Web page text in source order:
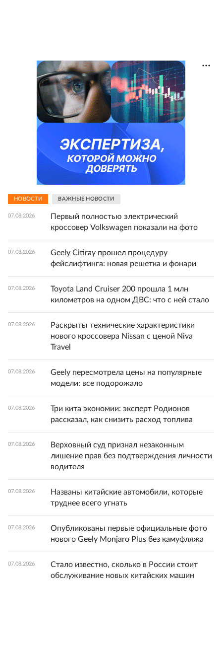
НОВОСТИ ВАЖНЫЕ НОВОСТИ
07.08.2026
Первый полностью электрический
кроссовер Volkswagen показали на фото
07.08.2026
Geely Citiray прошел процедуру
фейслифтинга: новая решетка и фонари
07.08.2026
Toyota Land Cruiser 200 прошла 1 млн
километров на одном ДВС: что с ней стало
07.08.2026
Раскрыты технические характеристики
нового кроссовера Nissan с ценой Niva
Travel
07.08.2026
Geely пересмотрела цены на популярные
модели: все подорожало
07.08.2026
Три кита экономии: эксперт Родионов
рассказал, как снизить расход топлива
07.08.2026
Верховный суд признал незаконным
лишение прав без подтверждения личности
водителя
07.08.2026
Названы китайские автомобили, которые
труднее всего угнать
07.08.2026
Опубликованы первые официальные фото
нового Geely Monjaro Plus без камуфляжа
07.08.2026
Стало известно, сколько в России стоит
обслуживание новых китайских машин